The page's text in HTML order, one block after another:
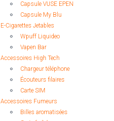
Capsule VUSE EPEN
Capsule My Blu
E-Cigarettes Jetables
Wpuff Liquideo
Vapen Bar
Accessoires High Tech
Chargeur téléphone
Écouteurs filaires
Carte SIM
Accessoires Fumeurs
Billes aromatisées